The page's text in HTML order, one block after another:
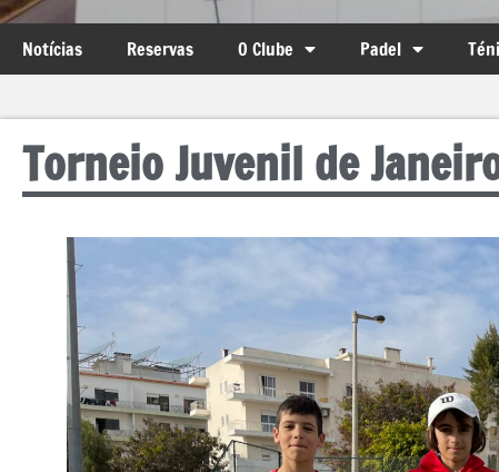
Notícias Reservas O Clube Padel
Torneio Juvenil de